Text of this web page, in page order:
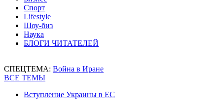
Спорт
Lifestyle
Шоу-биз
Наука
БЛОГИ ЧИТАТЕЛЕЙ
СПЕЦТЕМА: Война в Иране
ВСЕ ТЕМЫ
Вступление Украины в ЕС